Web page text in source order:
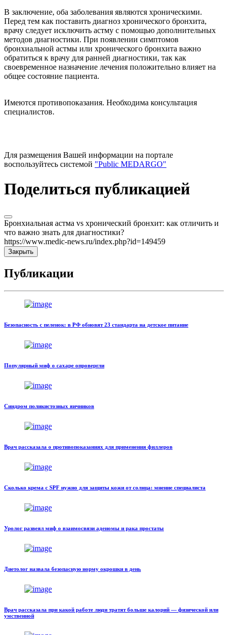
В заключение, оба заболевания являются хроническими.
Перед тем как поставить диагноз хронического бронхита,
врачу следует исключить астму с помощью дополнительных
методов диагностики. При появлении симптомов
бронхиальной астмы или хронического бронхита важно
обратиться к врачу для ранней диагностики, так как
своевременное назначение лечения положительно влияет на
общее состояние пациента.
Имеются противопоказания. Необходима консультация
специалистов.
Для размещения Вашей информации на портале
воспользуйтесь системой "Public MEDARGO"
Поделиться публикацией
Бронхиальная астма vs хронический бронхит: как отличить и
что важно знать для диагностики?
https://www.medic-news.ru/index.php?id=149459
Закрыть
Публикации
Безопасность с пеленок: в РФ обновят 23 стандарта на детское питание
Популярный миф о сахаре опровергли
Синдром поликистозных яичников
Врач рассказала о противопоказаниях для применения филлеров
Сколько крема с SPF нужно для защиты кожи от солнца: мнение специалиста
Уролог развеял миф о взаимосвязи аденомы и рака простаты
Диетолог назвала безопасную норму окрошки в день
Врач рассказала при какой работе люди тратят больше калорий — физической или
умственной